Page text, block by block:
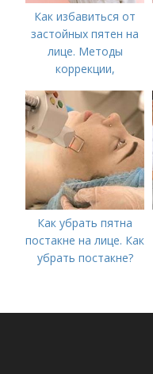
Как избавиться от
застойных пятен на
лице. Методы
коррекции,
акне и удаления
рубцов и шрамов
постакне
Как убрать пятна
постакне на лице. Как
убрать постакне?